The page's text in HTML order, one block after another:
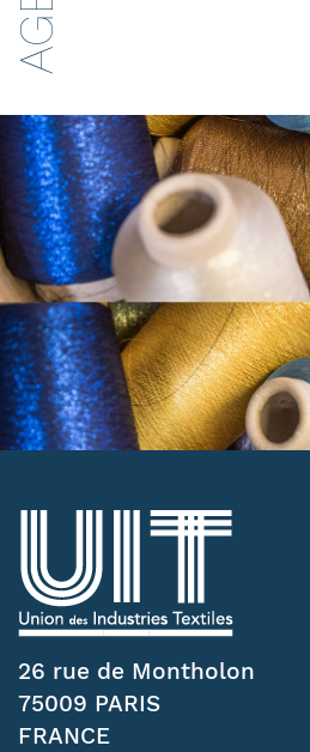
26 rue de Montholon
75009 PARIS
FRANCE